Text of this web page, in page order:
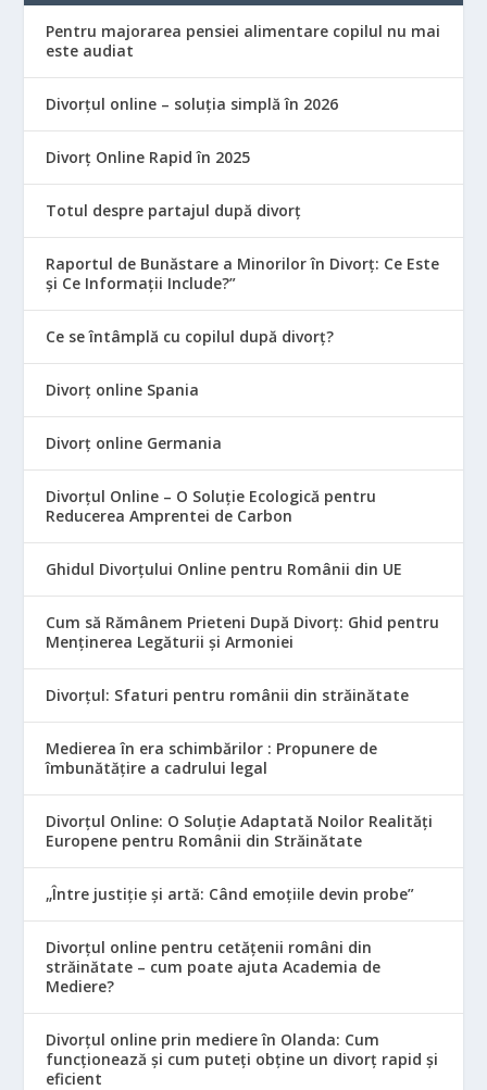
Pentru majorarea pensiei alimentare copilul nu mai
este audiat
Divorțul online – soluția simplă în 2026
Divorț Online Rapid în 2025
Totul despre partajul după divorț
Raportul de Bunăstare a Minorilor în Divorț: Ce Este
și Ce Informații Include?”
Ce se întâmplă cu copilul după divorț?
Divorț online Spania
Divorț online Germania
Divorțul Online – O Soluție Ecologică pentru
Reducerea Amprentei de Carbon
Ghidul Divorțului Online pentru Românii din UE
Cum să Rămânem Prieteni După Divorț: Ghid pentru
Menținerea Legăturii și Armoniei
Divorțul: Sfaturi pentru românii din străinătate
Medierea în era schimbărilor : Propunere de
îmbunătățire a cadrului legal
Divorțul Online: O Soluție Adaptată Noilor Realități
Europene pentru Românii din Străinătate
„Între justiție și artă: Când emoțiile devin probe”
Divorțul online pentru cetățenii români din
străinătate – cum poate ajuta Academia de
Mediere?
Divorțul online prin mediere în Olanda: Cum
funcționează și cum puteți obține un divorț rapid și
eficient